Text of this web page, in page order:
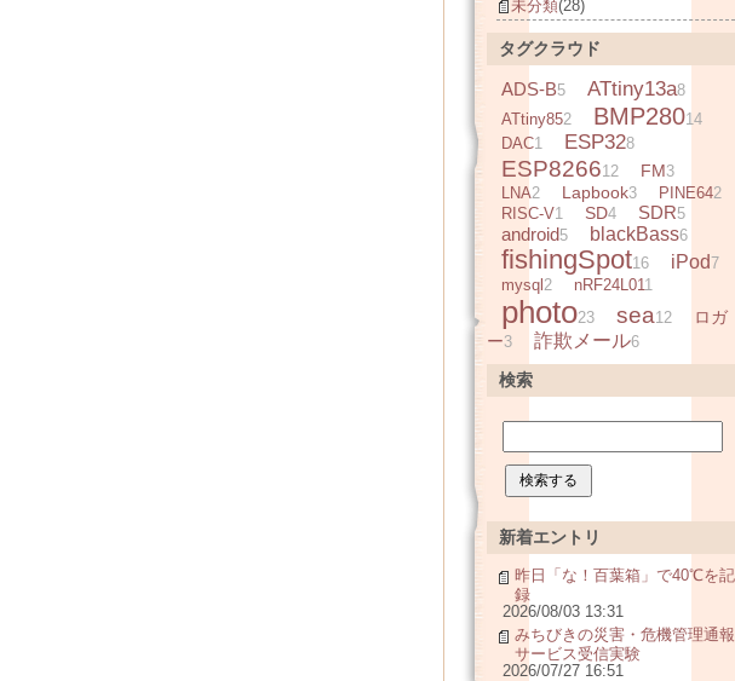
未分類(28)
タグクラウド
ADS-B5 ATtiny13a8
ATtiny852 BMP28014
DAC1 ESP328
ESP826612 FM3
LNA2 Lapbook3 PINE642
RISC-V1 SD4 SDR5
android5 blackBass6
fishingSpot16 iPod7
mysql 2 nRF24L011
photo23 sea12
ロガ
ー3 詐欺メール6
検索
新着エントリ
昨日「な！百葉箱」で40℃を記
録
2026/08/03 13:31
みちびきの災害・危機管理通報
サービス受信実験
2026/07/27 16:51